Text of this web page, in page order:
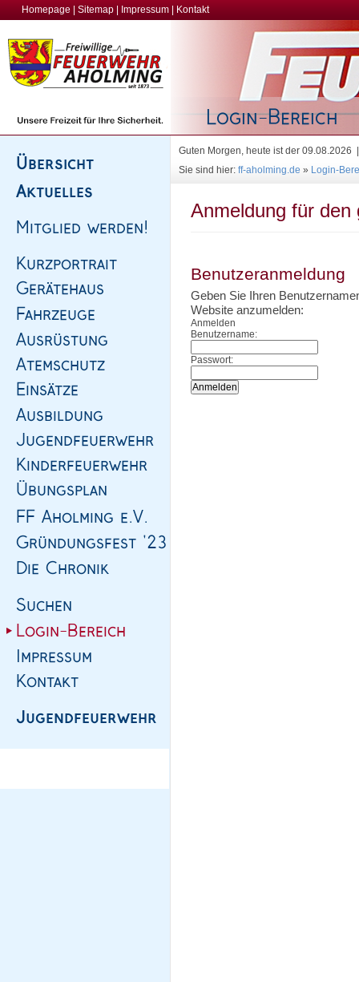
Homepage Sitemap Impressum Kontakt
Guten Morgen, heute ist der
Sie sind hier: ff-aholming.de » Login-
Anmeldung für den
Benutzeranmeldung
Geben Sie Ihren
Website anzumelden:
Anmelden
Benutzername:
Passwort: